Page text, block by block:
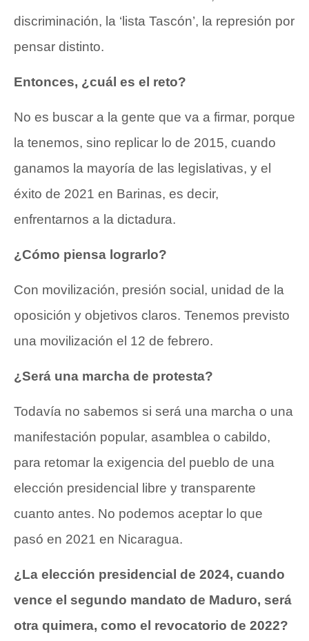
discriminación, la ‘lista Tascón’, la represión por
pensar distinto.
Entonces, ¿cuál es el reto?
No es buscar a la gente que va a firmar, porque
la tenemos, sino replicar lo de 2015, cuando
ganamos la mayoría de las legislativas, y el
éxito de 2021 en Barinas, es decir,
enfrentarnos a la dictadura.
¿Cómo piensa lograrlo?
Con movilización, presión social, unidad de la
oposición y objetivos claros. Tenemos previsto
una movilización el 12 de febrero.
¿Será una marcha de protesta?
Todavía no sabemos si será una marcha o una
manifestación popular, asamblea o cabildo,
para retomar la exigencia del pueblo de una
elección presidencial libre y transparente
cuanto antes. No podemos aceptar lo que
pasó en 2021 en Nicaragua.
¿La elección presidencial de 2024, cuando
vence el segundo mandato de Maduro, será
otra quimera, como el revocatorio de 2022?